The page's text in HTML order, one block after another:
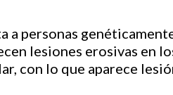
a personas
lesiones erosivas en
con lo que aparece